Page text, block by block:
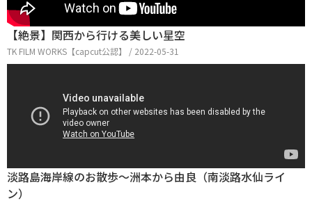
【絶景】関西から行ける美しい星空
TK FILM WORKS【capcut公認】 / 2022-05-31
淡路島海岸線のお散歩～洲本から由良（南淡路水仙ライ
ン）